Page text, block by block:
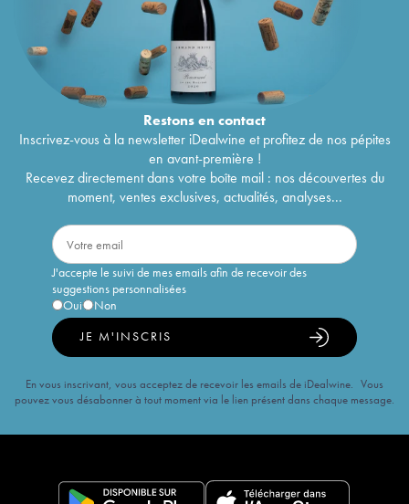
Restons encontact
Inscrivez-vous à la newsletter iDealwine et profitez de nos pépites
en avant-première !
Recevez directement dans votre boîte mail : nos découvertes du
moment, ventes exclusives, actualités, analyses...
J'accepte le suivi de mes emails afin de recevoir des
suggestions personnalisées
Oui
Non
JE M'INSCRIS
En vous inscrivant, vous acceptez de recevoir les emails de iDealwine. Vous
pouvez vous désabonner à tout moment via le lien présent dans chaque message.